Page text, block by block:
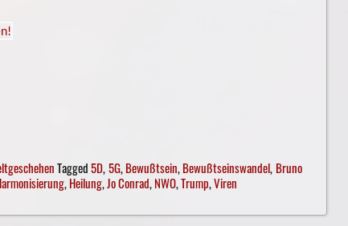
Tagged5D,5G,Bewußtsein,Bewußtseinswandel, Bruno
,Heilung,Jo Conrad,NWO,Trump,Viren